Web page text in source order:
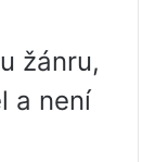
žánru,
a není